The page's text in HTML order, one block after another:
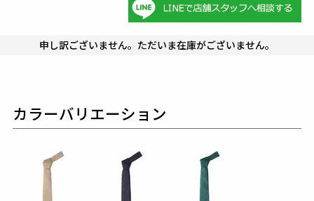
申し訳ございません。ただいま在庫がございません。
カラーバリエーション